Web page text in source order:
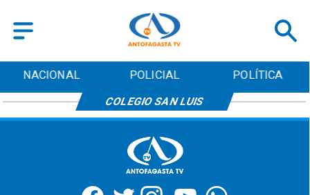
NACIONAL POLICIAL POLÍTICA
COLEGIO SAN LUIS